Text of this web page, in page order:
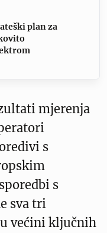
plan za
mjerenja
s
s
sva tri
većini ključnih